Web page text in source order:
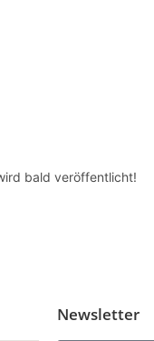
bald veröffentlicht!
Newsletter